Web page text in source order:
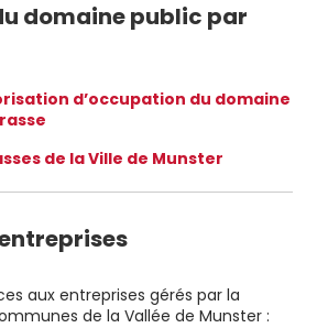
domaine public par
d’occupation du domaine
de la Ville de Munster
aux entreprises gérés par la
de la Vallée de Munster :